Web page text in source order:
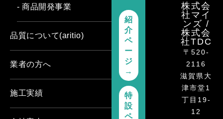
株式会
社マイ
ンズ /
株式会
社TDC
〒520-
2116
滋賀県大
津市堂1
丁目19-
12
紹
介
ペ
ー
ジ
→
特
設
ペ
- 商品開発事業
品質について(aritio)
業者の方へ
施工実績